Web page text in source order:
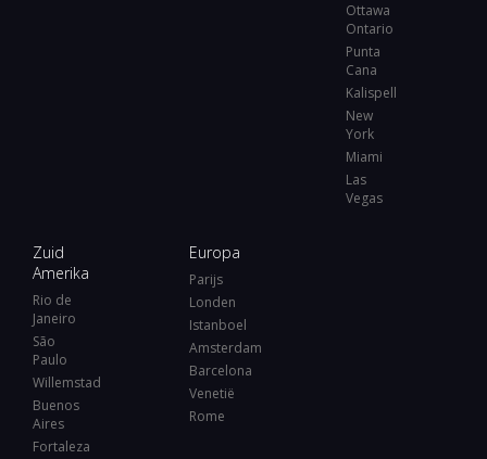
Ottawa
Ontario
Punta
Cana
Kalispell
New
York
Miami
Las
Vegas
Zuid
Amerika
Rio de
Janeiro
São
Paulo
Willemstad
Buenos
Aires
Fortaleza
Europa
Parijs
Londen
Istanboel
Amsterdam
Barcelona
Venetië
Rome